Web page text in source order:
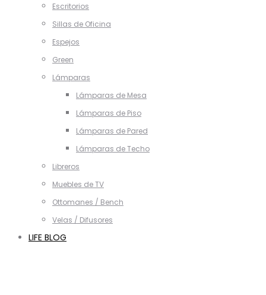
Escritorios
Sillas de Oficina
Espejos
Green
Lámparas
Lámparas de Mesa
Lámparas de Piso
Lámparas de Pared
Lámparas de Techo
Libreros
Muebles de TV
Ottomanes / Bench
Velas / Difusores
LIFE BLOG